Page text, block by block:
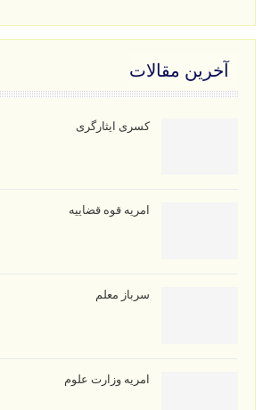
آخرین مقالات
کسری ایثارگری
امریه قوه قضاییه
سرباز معلم
امریه وزارت علوم